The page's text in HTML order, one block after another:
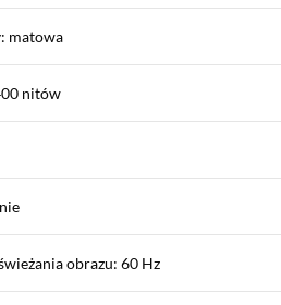
matowa
nitów
obrazu: 60 Hz